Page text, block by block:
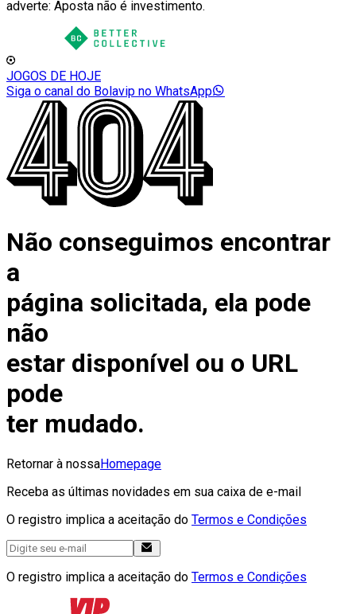
adverte: Aposta não é investimento.
JOGOS DE HOJE
Siga o canal do Bolavip no WhatsApp
Não conseguimos encontrar
a
página solicitada, ela pode
não
estar disponível ou o URL
pode
ter mudado.
Retornar à nossaHomepage
Receba as últimas novidades em sua caixa de e-mail
O registro implica a aceitação do Termos e Condições
O registro implica a aceitação do Termos e Condições